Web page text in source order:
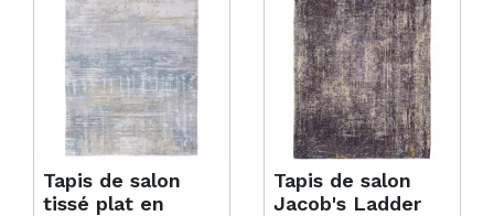
Tapis de salon
tissé plat en
Tapis de salon
Jacob's Ladder